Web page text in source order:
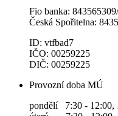
Fio banka:
Česká Spořitelna:
ID: vtfbad7
IČO: 00259225
DIČ: 00259225
Provozní doba MÚ
pondělí 7:30 - 12:00,